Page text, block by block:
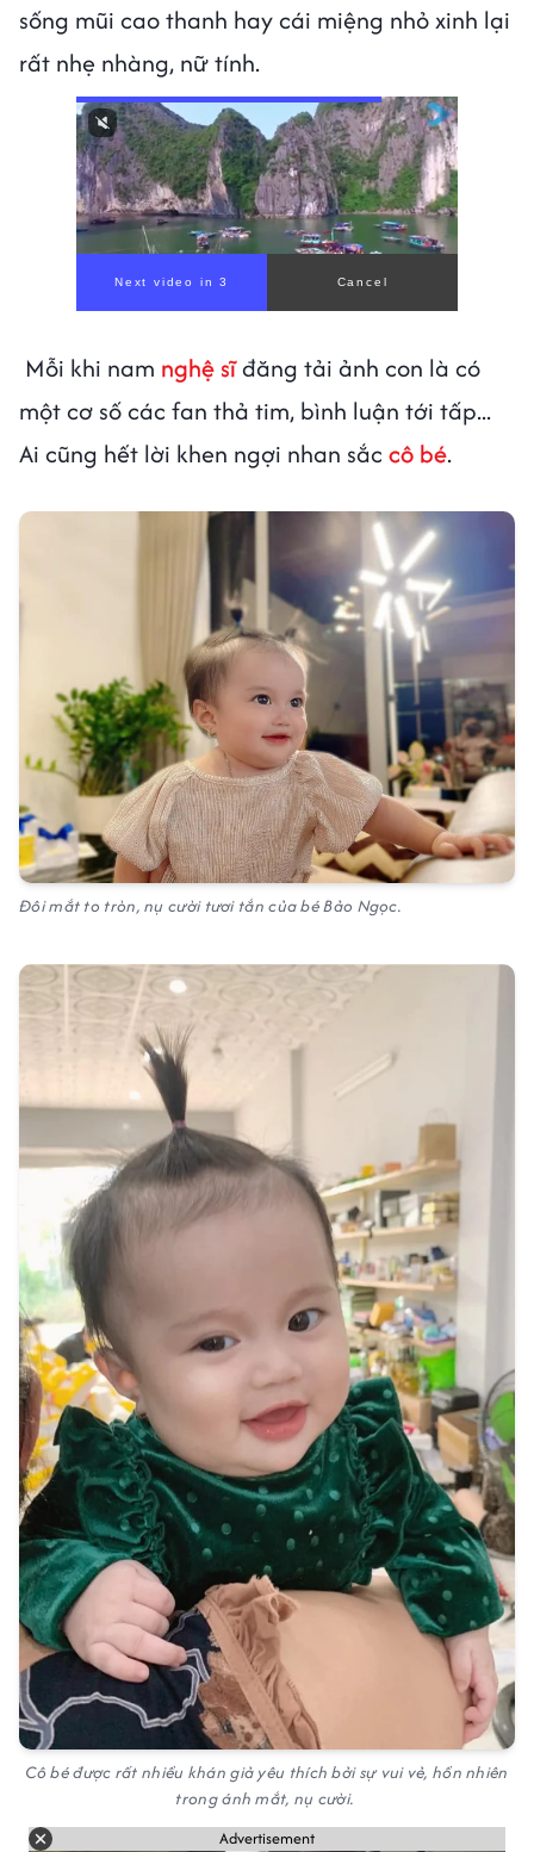
sống mũi cao thanh hay cái miệng nhỏ xinh lại
rất nhẹ nhàng, nữ tính.
00:00/ 00:59
Mỗi khi nam nghệ sĩđăng tải ảnh con là có
một cơ số các fan thả tim, bình luận tới tấp...
Ai cũng hết lời khen ngợi nhan sắc cô bé.
Đôi mắt to tròn, nụ cười tươi tắn của bé Bảo Ngọc.
Cô bé được rất nhiều khán giả yêu thích bởi sự vui vẻ, hồn nhiên
trong ánh mắt, nụ cười.
Advertisement